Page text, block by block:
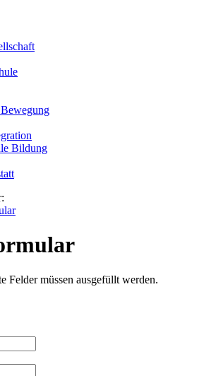
Bildung
Felder müssen ausgefüllt werden.